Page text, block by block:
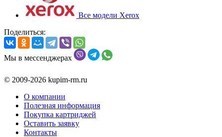
Все модели Xerox
Поделиться:
Мы в мессенджерах
© 2009-2026 kupim-rm.ru
О компании
Полезная информация
Покупка картриджей
Оставить заявку
Контакты